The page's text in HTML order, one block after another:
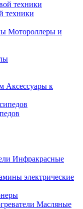
техники
Мотороллеры и
Аксессуары к
Инфракрасные
электрические
Масляные